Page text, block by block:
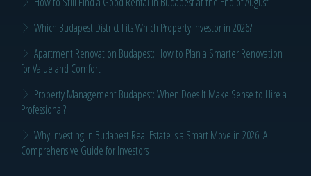
Which Budapest District Fits Which Property Investor in 2026?
Apartment Renovation Budapest: How to Plan a Smarter Renovation
for Value and Comfort
Property Management Budapest: When Does It Make Sense to Hire a
Professional?
Why Investing in Budapest Real Estate is a Smart Move in 2026: A
Comprehensive Guide for Investors